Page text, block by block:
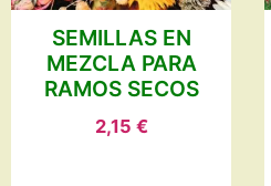
SEMILLAS EN
MEZCLA PARA
RAMOS SECOS
2,15 €